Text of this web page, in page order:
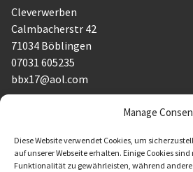
Manage
Diese Website verwendet Cookies, um
auf unserer Webseite erhalten. Einige Cookies
Funktionalität zu gewährleisten, während
Cleverwerben
Calmbacherstr 42
71034 Böblingen
07031 605235
bbx17@aol.com
AGB´s
Impressum